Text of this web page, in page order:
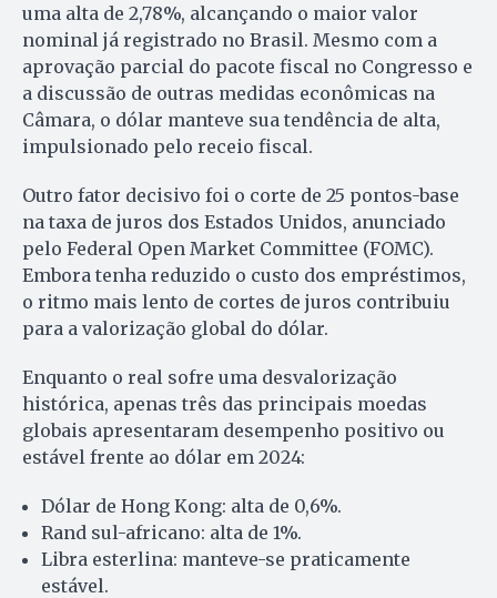
uma alta de 2,78%, alcançando o maior valor
nominal já registrado no Brasil. Mesmo com a
aprovação parcial do pacote fiscal no Congresso e
a discussão de outras medidas econômicas na
Câmara, o dólar manteve sua tendência de alta,
impulsionado pelo receio fiscal.
Outro fator decisivo foi o corte de 25 pontos-base
na taxa de juros dos Estados Unidos, anunciado
pelo Federal Open Market Committee (FOMC).
Embora tenha reduzido o custo dos empréstimos,
o ritmo mais lento de cortes de juros contribuiu
para a valorização global do dólar.
Enquanto o real sofre uma desvalorização
histórica, apenas três das principais moedas
globais apresentaram desempenho positivo ou
estável frente ao dólar em 2024:
Dólar de Hong Kong: alta de 0,6%.
Rand sul-africano: alta de 1%.
Libra esterlina: manteve-se praticamente
estável.